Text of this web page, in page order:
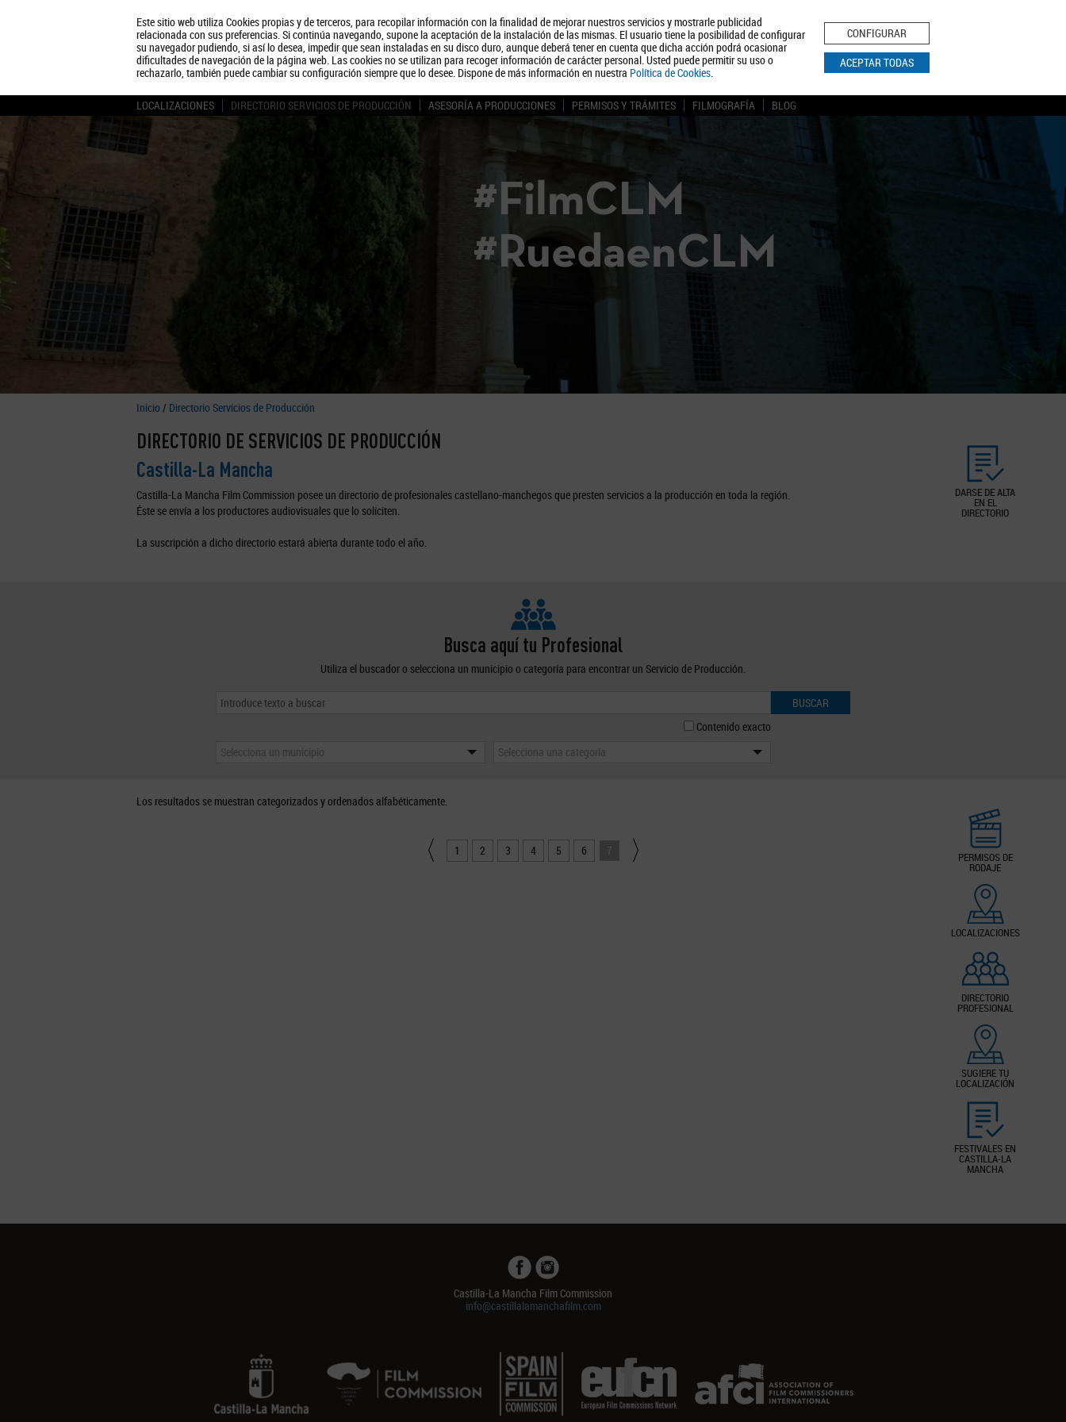
Este sitio web utiliza Cookies propias y de terceros, para recopilar información con la finalidad de mejorar nuestros servicios y mostrarle publicidad
relacionada con sus preferencias. Si continúa navegando, supone la aceptación de la instalación de las mismas. El usuario tiene la posibilidad de configurar
su navegador pudiendo, si así lo desea, impedir que sean instaladas en su disco duro, aunque deberá tener en cuenta que dicha acción podrá ocasionar
dificultades de navegación de la página web. Las cookies no se utilizan para recoger información de carácter personal. Usted puede permitir su uso o
rechazarlo, también puede cambiar su configuración siempre que lo desee. Dispone de más información en nuestra Política de Cookies.
CONFIGURAR
ACEPTAR TODAS
Quiénes somos Turismo Política de Privacidad Aviso Legal Política de Cookies
BUSCAR
LOCALIZACIONES DIRECTORIO SERVICIOS DE PRODUCCIÓN ASESORÍA A PRODUCCIONES PERMISOS Y TRÁMITES FILMOGRAFÍA BLOG
#FilmCLM
#RuedaenCLM
Inicio / Directorio Servicios de Producción
DARSE DE ALTA
EN EL
DIRECTORIO
DIRECTORIO DE SERVICIOS DE PRODUCCIÓN
Castilla-La Mancha
Castilla-La Mancha Film Commission posee un directorio de profesionales castellano-manchegos que presten servicios a la producción en toda la región.
Éste se envía a los productores audiovisuales que lo soliciten.
La suscripción a dicho directorio estará abierta durante todo el año.
Busca aquí tu Profesional
Utiliza el buscador o selecciona un municipio o categoría para encontrar un Servicio de Producción.
BUSCAR
Contenido exacto
Selecciona un municipio
Selecciona una categoría
PERMISOS DE
RODAJE
LOCALIZACIONES
DIRECTORIO
PROFESIONAL
SUGIERE TU
LOCALIZACIÓN
FESTIVALES EN
CASTILLA-LA
MANCHA
Los resultados se muestran categorizados y ordenados alfabéticamente.
1 2 3 4 5 6 7
Castilla-La Mancha Film Commission
info@castillalamanchafilm.com